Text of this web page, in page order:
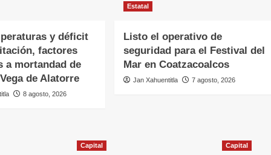
y déficit
factores
a mortandad de
de Alatorre
8 agosto, 2026
Estatal
Listo el operativo de
seguridad para el Festival del
Mar en Coatzacoalcos
Jan Xahuentitla 7 agosto, 2026
Capital Capital